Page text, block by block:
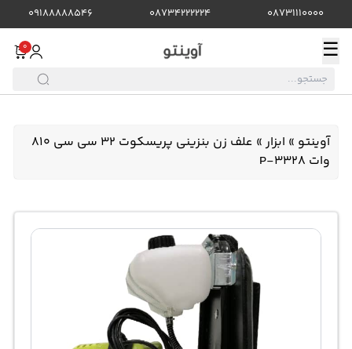
08731110000
08734222224
09188888546
☰
0
آوینتو » ابزار»
علف زن بنزینی پریسکوت 32 سی سی 810
وات P-3328